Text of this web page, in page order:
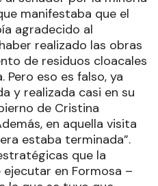
manifestaba que el
agradecido al
realizado las obras
de residuos cloacales
Pero eso es falso, ya
y realizada casi en su
de Cristina
en aquella visita
estaba terminada”.
que la
en Formosa –